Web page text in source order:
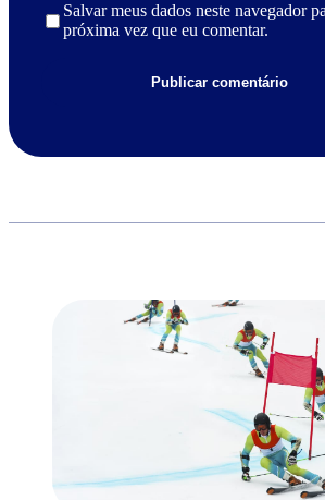
Salvar meus dados neste navegador
próxima vez que eu comentar.